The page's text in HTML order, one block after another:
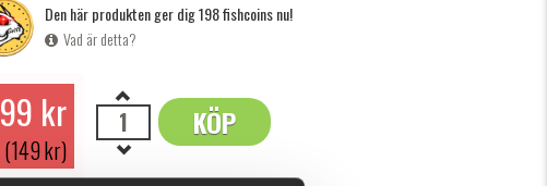
Den här produkten ger dig 198 fishcoins nu!
Vad är detta?
99 kr
(149 kr)
KÖP
OK